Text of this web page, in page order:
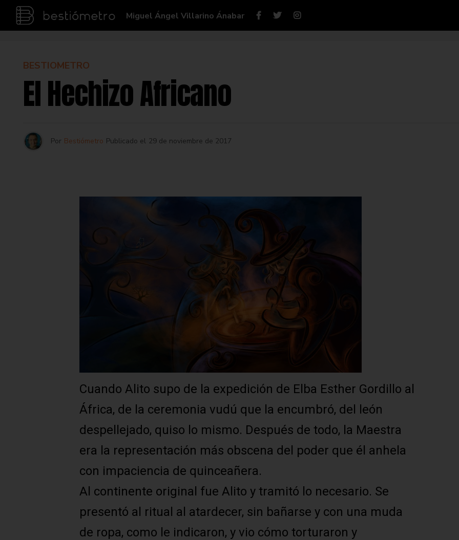
Miguel Ángel Villarino Ánabar
BESTIOMETRO
El Hechizo Africano
Por Bestiómetro Publicado el 29 de noviembre de 2017
Cuando Alito supo de la expedición de Elba Esther Gordillo al
África, de la ceremonia vudú que la encumbró, del león
despellejado, quiso lo mismo. Después de todo, la Maestra
era la representación más obscena del poder que él anhela
con impaciencia de quinceañera.
Al continente original fue Alito y tramitó lo necesario. Se
presentó al ritual al atardecer, sin bañarse y con una muda
de ropa, como le indicaron, y vio cómo torturaron y